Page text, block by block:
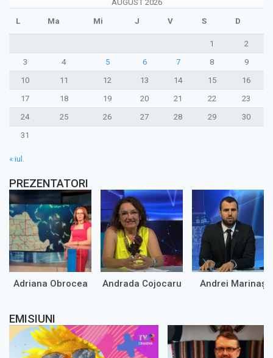
AUGUST 2026
L Ma Mi J V S D
1
2
3
4 5 6 7 8
9
10
11 12 13 14 15
16
17
18 19 20 21 22
23
24
25 26 27 28 29
30
31
« iul.
PREZENTATORI
Adriana Obrocea Andrada Cojocaru Andrei Marinaș
EMISIUNI